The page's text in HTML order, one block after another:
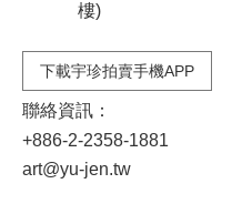
樓)
下載宇珍拍賣手機APP
聯絡資訊：
+886-2-2358-1881
art@yu-jen.tw